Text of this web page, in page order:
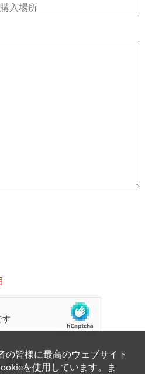
送信
の皆様に最高のウェブサイト
を使用しています。ま